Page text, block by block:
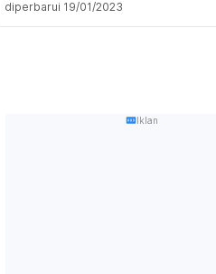
diperbarui 19/01/2023
Iklan